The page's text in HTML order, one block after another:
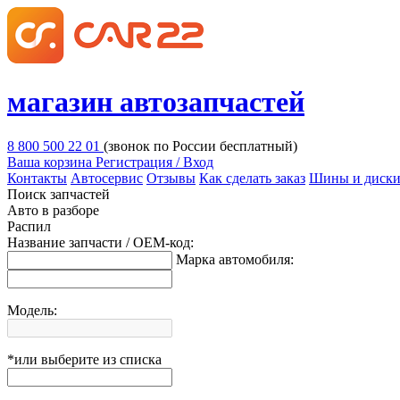
магазин автозапчастей
8 800 500 22 01 (звонок по России бесплатный)
Ваша корзина Регистрация / Вход
Контакты Автосервис Отзывы Как сделать заказ Шины и диски
Поиск запчастей
Авто в разборе
Распил
Название запчасти / OEM-код:
Марка автомобиля:
Модель:
*или выберите из списка